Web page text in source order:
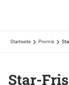
Startseite Promis
Star-